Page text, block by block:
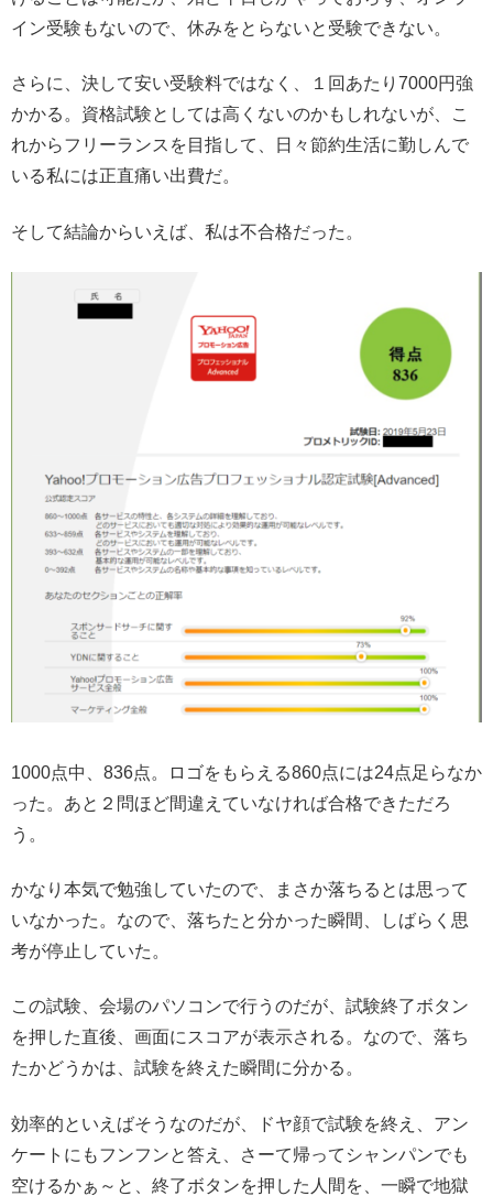
イン受験もないので、休みをとらないと受験できない。
さらに、決して安い受験料ではなく、１回あたり7000円強
かかる。資格試験としては高くないのかもしれないが、こ
れからフリーランスを目指して、日々節約生活に勤しんで
いる私には正直痛い出費だ。
そして結論からいえば、私は不合格だった。
1000点中、836点。ロゴをもらえる860点には24点足らなか
った。あと２問ほど間違えていなければ合格できただろ
う。
かなり本気で勉強していたので、まさか落ちるとは思って
いなかった。なので、落ちたと分かった瞬間、しばらく思
考が停止していた。
この試験、会場のパソコンで行うのだが、試験終了ボタン
を押した直後、画面にスコアが表示される。なので、落ち
たかどうかは、試験を終えた瞬間に分かる。
効率的といえばそうなのだが、ドヤ顔で試験を終え、アン
ケートにもフンフンと答え、さーて帰ってシャンパンでも
空けるかぁ～と、終了ボタンを押した人間を、一瞬で地獄